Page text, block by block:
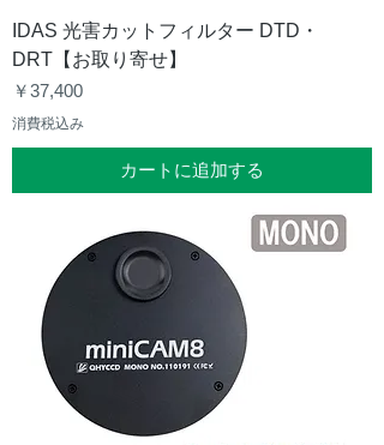
IDAS 光害カットフィルター DTD・
DRT【お取り寄せ】
価格
￥37,400
消費税込み
カートに追加する